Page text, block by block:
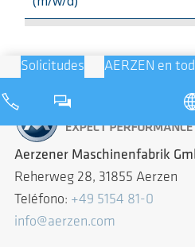
Solicitudes AERZEN en
Aerzener Maschinenfabrik
Reherweg 28, 31855 Aerzen
Teléfono: +49 5154 81-0
info@aerzen.com